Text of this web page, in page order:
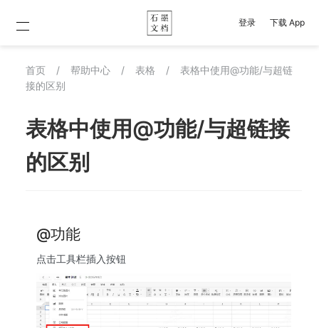
登录 下载 App
首页 / 帮助中心 / 表格 /
表格中使用@功能/与超链
接的区别
表格中使用@功能/与超链接
的区别
@功能
点击工具栏插入按钮